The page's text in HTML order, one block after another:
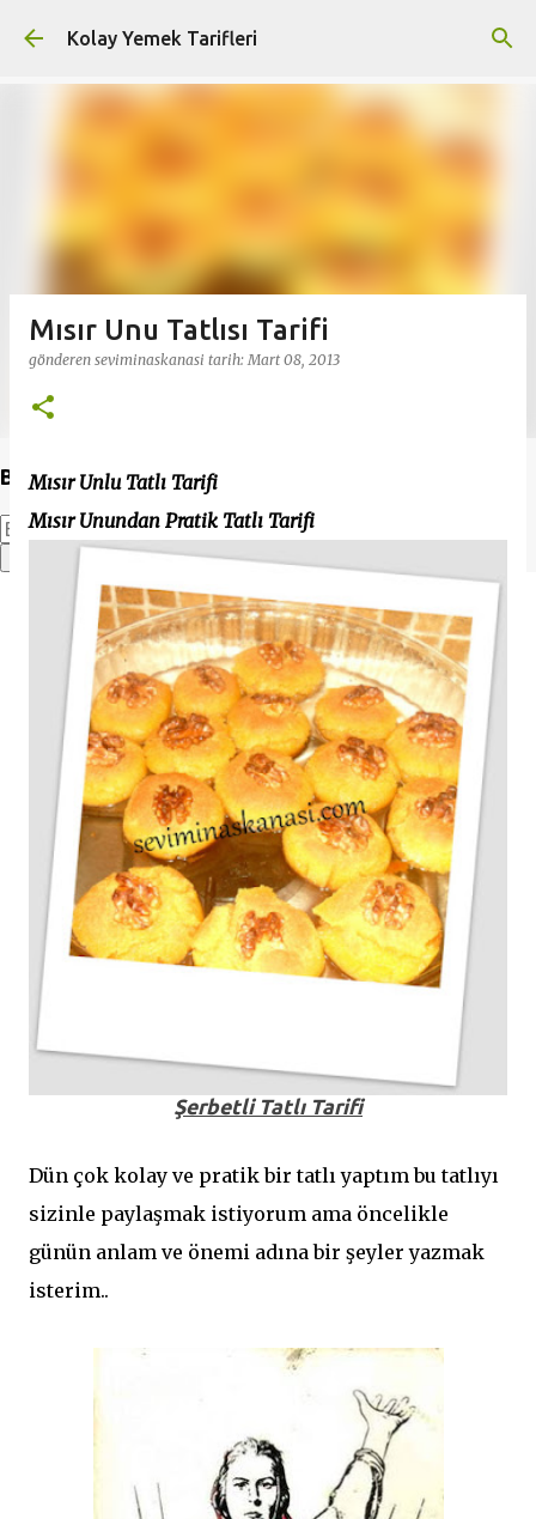
Ana içeriğe atla
Kolay Yemek Tarifleri
Bu Blogda Ara
Mısır Unu Tatlısı Tarifi
gönderen seviminaskanasi tarih:Mart 08, 2013
Mısır Unlu Tatlı Tarifi
Mısır Unundan Pratik Tatlı Tarifi
Şerbetli Tatlı Tarifi
Dün çok kolay ve pratik bir tatlı yaptım bu tatlıyı
sizinle paylaşmak istiyorum ama öncelikle
günün anlam ve önemi adına bir şeyler yazmak
isterim..